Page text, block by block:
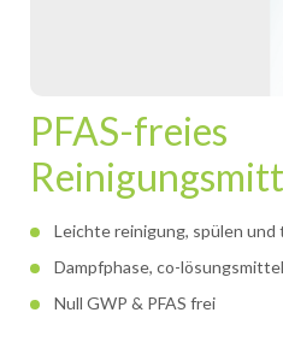
PFAS-freies
Leichte reinigung, spülen und
Dampfphase, co-
Null GWP & PFAS frei